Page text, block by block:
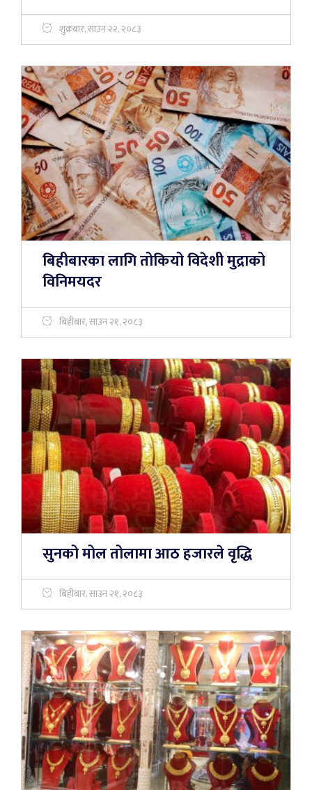
शुक्रबार, साउन २२, २०८३
बिहीबारका लागि तोकियो विदेशी मुद्राको
विनिमयदर
बिहीबार, साउन २१, २०८३
सुनको मोल तोलामा आठ हजारले वृद्धि
बिहीबार, साउन २१, २०८३